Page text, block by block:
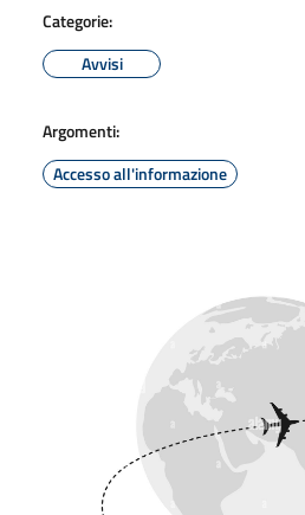
Categorie:
Avvisi
Argomenti:
Accesso all'informazione